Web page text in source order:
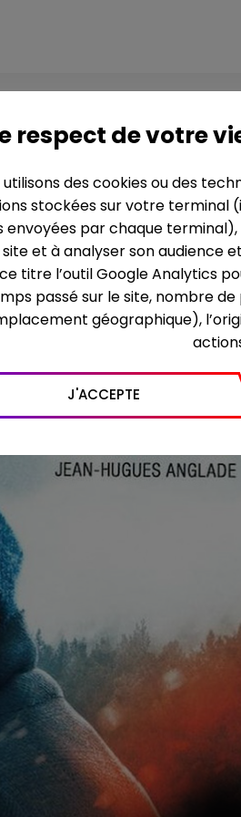
vents
respect de votre
utilisons des cookies ou des
stockées sur votre terminal
envoyées par chaque
et à analyser son audience
titre l’outil Google Analytics
passé sur le site, nombre
géographique),
J'ACCEPTE